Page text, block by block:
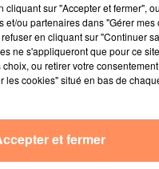
la nuit !
électrifiés pour
à témoins pour
cliquant sur "Accepter et fermer",
et/ou partenaires dans "Gérer mes
en cliquant sur "Continuer
ne s'appliqueront que pour ce
ou retirer votre
les cookies" situé en bas de
et fermer